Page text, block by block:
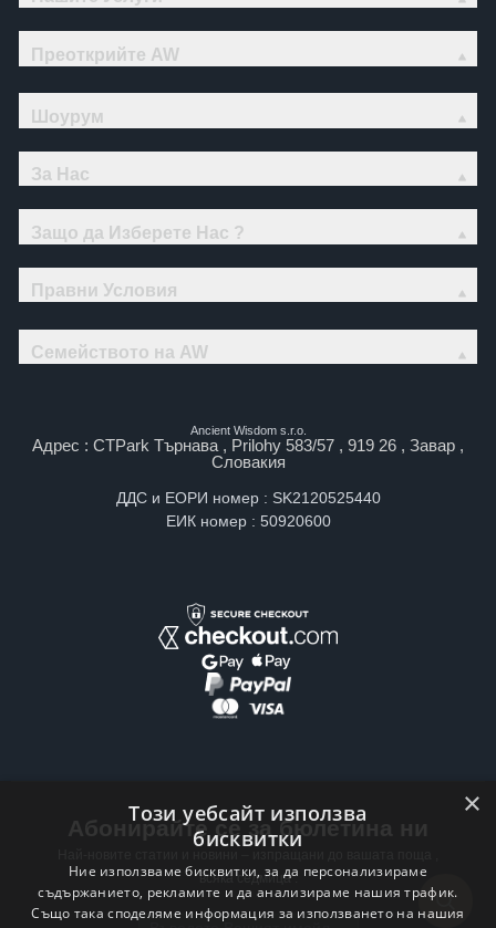
Преоткрийте AW
Шоурум
За Нас
Защо да Изберете Нас ?
Правни Условия
Семейството на AW
Ancient Wisdom s.r.o.
Адрес : CTPark Търнава , Prilohy 583/57 , 919 26 , Завар ,
Словакия
ДДС и ЕОРИ номер : SK2120525440
ЕИК номер : 50920600
Абонирайте се за бюлетина ни
всяка седмица .
Email address
×
Този уебсайт използва
бисквитки
Ние използваме бисквитки, за да персонализираме
съдържанието, рекламите и да анализираме нашия трафик.
Също така споделяме информация за използването на нашия